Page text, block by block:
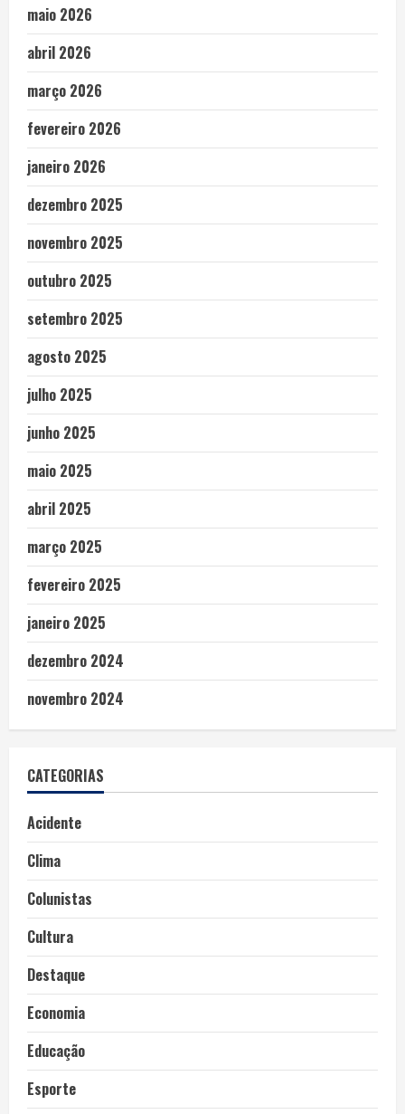
maio 2026
abril 2026
março 2026
fevereiro 2026
janeiro 2026
dezembro 2025
novembro 2025
outubro 2025
setembro 2025
agosto 2025
julho 2025
junho 2025
maio 2025
abril 2025
março 2025
fevereiro 2025
janeiro 2025
dezembro 2024
novembro 2024
CATEGORIAS
Acidente
Clima
Colunistas
Cultura
Destaque
Economia
Educação
Esporte